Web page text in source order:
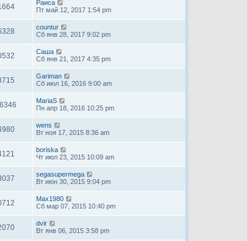
Раиса
Пт май 12, 2017 1:54 pm
countur
Сб янв 28, 2017 9:02 pm
Саша
Сб янв 21, 2017 4:35 pm
Gariman
Сб июл 16, 2016 9:00 am
MariaS
Пн апр 18, 2016 10:25 pm
wens
Вт ноя 17, 2015 8:36 am
boriska
Чт июл 23, 2015 10:09 am
segasupermega
Вт июн 30, 2015 9:04 pm
Max1980
Сб мар 07, 2015 10:40 pm
dvir
Вт янв 06, 2015 3:58 pm